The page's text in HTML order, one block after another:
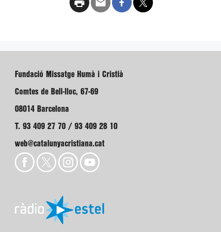
Fundació Missatge Humà i Cristià
Comtes de Bell-lloc, 67-69
08014 Barcelona
T. 93 409 27 70 / 93 409 28 10
web@catalunyacristiana.cat